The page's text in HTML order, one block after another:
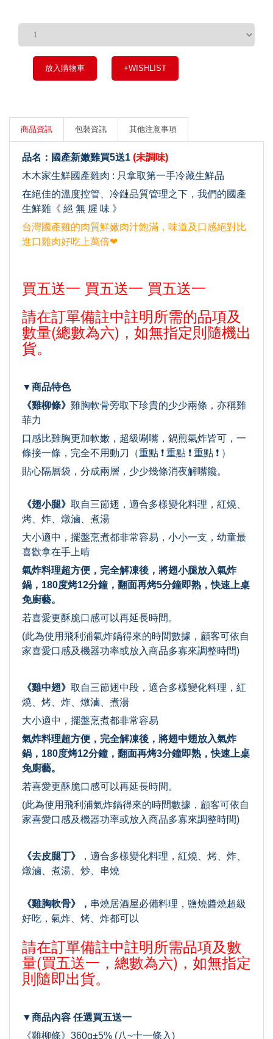
放入購物車 +WISHLIST
商品資訊 包裝資訊 其他注意事項
品名：國產新嫩雞買5送1 (未調味)
木木家生鮮國產雞肉 : 只拿取第一手冷藏生鮮品
在絕佳的溫度控管、冷鏈品質管理之下，我們的國產
生鮮雞《 絕 無 腥 味 》
台灣國產雞的肉質鮮嫩肉汁飽滿，味道及口感絕對比
進口雞肉好吃上萬倍❤
買五送一 買五送一 買五送一
請在訂單備註中註明所需的品項及
數量(總數為六)，如無指定則隨機出
貨。
▼商品特色
《雞柳條》 雞胸軟骨旁取下珍貴的少少兩條，亦稱雞
菲力
口感比雞胸更加軟嫩，超級唰嘴，鍋煎氣炸皆可，一
條接一條，完全不用動刀（重點 ❗️ 重點 ❗️ 重點 ❗️ ）
貼心隔層袋，分成兩層，少少幾條消夜解嘴饞。
《翅小腿》 取自三節翅，適合多樣變化料理，紅燒、
烤、炸、燉滷、煮湯
大小適中，擺盤烹煮都非常容易，小小一支，幼童最
喜歡拿在手上啃
氣炸料理超方便，完全解凍後，將翅小腿放入氣炸
鍋，180度烤12分鐘，翻面再烤5分鐘即熟，快速上桌
免廚藝。
若喜愛更酥脆口感可以再延長時間。
(此為使用飛利浦氣炸鍋得來的時間數據，顧客可依自
家喜愛口感及機器功率或放入商品多寡來調整時間)
《雞中翅》 取自三節翅中段，適合多樣變化料理，紅
燒、烤、炸、燉滷、煮湯
大小適中，擺盤烹煮都非常容易
氣炸料理超方便，完全解凍後，將翅中翅放入氣炸
鍋，180度烤12分鐘，翻面再烤3分鐘即熟，快速上桌
免廚藝。
若喜愛更酥脆口感可以再延長時間。
(此為使用飛利浦氣炸鍋得來的時間數據，顧客可依自
家喜愛口感及機器功率或放入商品多寡來調整時間)
《去皮腿丁》
，適合多樣變化料理，紅燒、烤、炸、
燉滷、煮湯、炒、串燒
《雞胸軟骨》， 串燒居酒屋必備料理，鹽燒醬燒超級
好吃，氣炸、烤、炸都可以
請在訂單備註中註明所需品項及數
量(買五送一，總數為六)，如無指定
則隨即出貨。
▼商品內容 任選買五送一
《雞柳條》360g±5% (八~十一條入)